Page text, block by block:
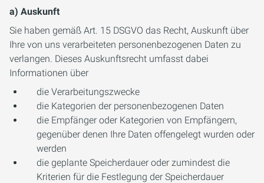
a) Auskunft
Sie haben gemäß Art. 15 DSGVO das Recht, Auskunft über
Ihre von uns verarbeiteten personenbezogenen Daten zu
verlangen. Dieses Auskunftsrecht umfasst dabei
Informationen über
die Verarbeitungszwecke
die Kategorien der personenbezogenen Daten
die Empfänger oder Kategorien von Empfängern,
gegenüber denen Ihre Daten offengelegt wurden oder
werden
die geplante Speicherdauer oder zumindest die
Kriterien für die Festlegung der Speicherdauer